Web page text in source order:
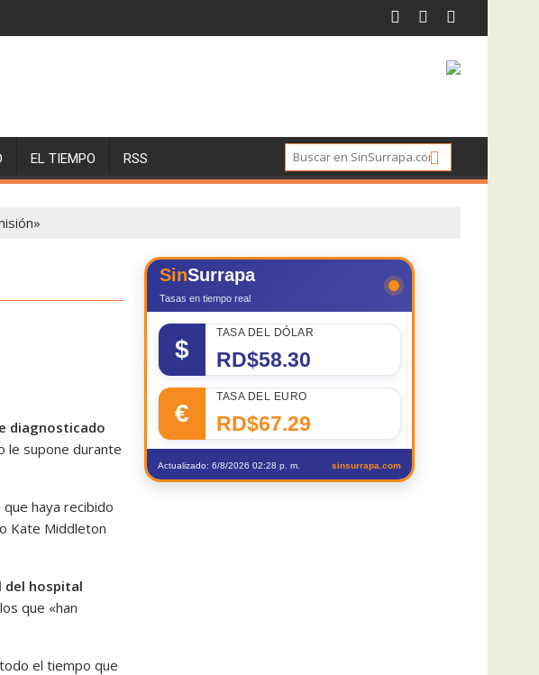
EL TIEMPO RSS
diagnosticado
le supone durante
que haya recibido
Kate Middleton
del hospital
que «han
el tiempo que
SinSurrapa
Tasas en tiempo real
$
TASA DEL DÓLAR
RD$58.30
€
TASA DEL EURO
RD$67.29
Actualizado: 6/8/2026 02:28 p. m. sinsurrapa.com